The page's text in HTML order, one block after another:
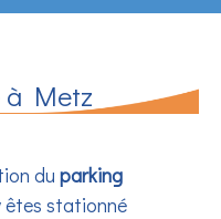
à Metz
du parking
êtes stationné